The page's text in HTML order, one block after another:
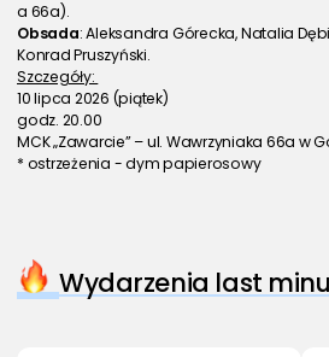
a 66a).
Obsada: Aleksandra Górecka, Natalia
Konrad Pruszyński.
Szczegóły:
10 lipca 2026 (piątek)
godz. 20.00
MCK „Zawarcie” – ul. Wawrzyniaka 66a w
* ostrzeżenia - dym papierosowy
Wydarzenia last